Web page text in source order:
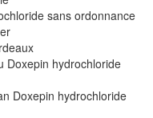
sans ordonnance
Doxepin hydrochloride
Doxepin hydrochloride